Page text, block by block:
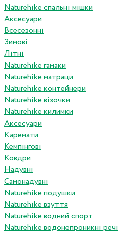
Naturehike спальні мішки
Аксесуари
Всесезонні
Зимові
Літні
Naturehike гамаки
Naturehike матраци
Naturehike контейнери
Naturehike візочки
Naturehike килимки
Аксесуари
Каремати
Кемпінгові
Ковдри
Надувні
Самонадувні
Naturehike подушки
Naturehike взуття
Naturehike водний спорт
Naturehike водонепроникні речі